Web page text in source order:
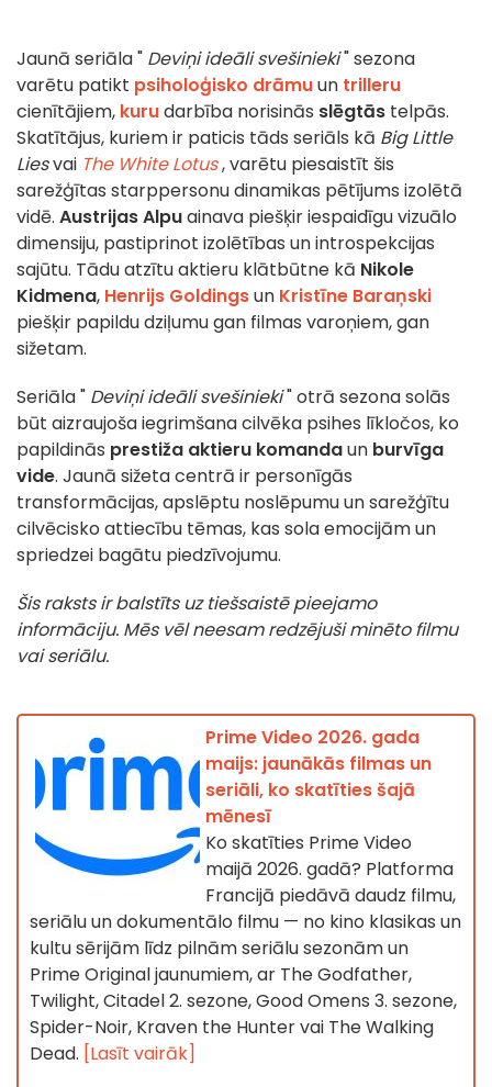
Jaunā seriāla " Deviņi ideāli svešinieki" sezona
varētu patikt psiholoģisko drāmuun trilleru
cienītājiem, kurudarbība norisinās slēgtās telpās.
Skatītājus, kuriem ir paticis tāds seriāls kā Big Little
Liesvai The White Lotus, varētu piesaistīt šis
sarežģītas starppersonu dinamikas pētījums izolētā
vidē. Austrijas Alpuainava piešķir iespaidīgu vizuālo
dimensiju, pastiprinot izolētības un introspekcijas
sajūtu. Tādu atzītu aktieru klātbūtne kā Nikole
Kidmena, Henrijs Goldingsun Kristīne Baraņski
piešķir papildu dziļumu gan filmas varoņiem, gan
sižetam.
Seriāla " Deviņi ideāli svešinieki" otrā sezona solās
būt aizraujoša iegrimšana cilvēka psihes līkločos, ko
papildinās prestiža aktieru komandaun burvīga
vide. Jaunā sižeta centrā ir personīgās
transformācijas, apslēptu noslēpumu un sarežģītu
cilvēcisko attiecību tēmas, kas sola emocijām un
spriedzei bagātu piedzīvojumu.
Šis raksts ir balstīts uz tiešsaistē pieejamo
informāciju. Mēs vēl neesam redzējuši minēto filmu
vai seriālu.
Prime Video 2026. gada
maijs: jaunākās filmas un
seriāli, ko skatīties šajā
mēnesī
Ko skatīties Prime Video
maijā 2026. gadā? Platforma
Francijā piedāvā daudz filmu,
seriālu un dokumentālo filmu — no kino klasikas un
kultu sērijām līdz pilnām seriālu sezonām un
Prime Original jaunumiem, ar The Godfather,
Twilight, Citadel 2. sezone, Good Omens 3. sezone,
Spider-Noir, Kraven the Hunter vai The Walking
Dead. [Lasīt vairāk]